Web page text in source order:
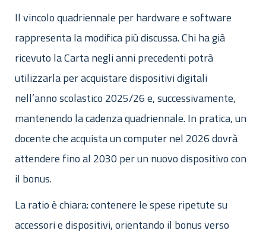
Il vincolo quadriennale per hardware e software
rappresenta la modifica più discussa. Chi ha già
ricevuto la Carta negli anni precedenti potrà
utilizzarla per acquistare dispositivi digitali
nell’anno scolastico 2025/26 e, successivamente,
mantenendo la cadenza quadriennale. In pratica, un
docente che acquista un computer nel 2026 dovrà
attendere fino al 2030 per un nuovo dispositivo con
il bonus.
La ratio è chiara: contenere le spese ripetute su
accessori e dispositivi, orientando il bonus verso